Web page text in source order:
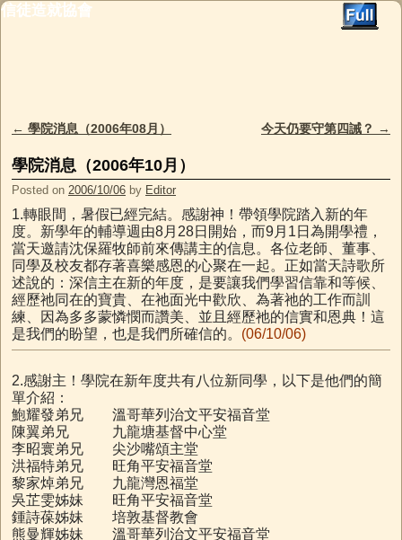
信徒造就協會
Post navigation
← 學院消息（2006年08月） 今天仍要守第四誡？ →
學院消息（2006年10月）
Posted on 2006/10/06 by Editor
1.轉眼間，暑假已經完結。感謝神！帶領學院踏入新的年
度。新學年的輔導週由8月28日開始，而9月1日為開學禮，
當天邀請沈保羅牧師前來傳講主的信息。各位老師、董事、
同學及校友都存著喜樂感恩的心聚在一起。正如當天詩歌所
述說的：深信主在新的年度，是要讓我們學習信靠和等候、
經歷祂同在的寶貴、在祂面光中歡欣、為著祂的工作而訓
練、因為多多蒙憐憫而讚美、並且經歷祂的信實和恩典！這
是我們的盼望，也是我們所確信的。 (06/10/06)
2.感謝主！學院在新年度共有八位新同學，以下是他們的簡
單介紹：
鮑耀發弟兄 溫哥華列治文平安福音堂
陳翼弟兄 九龍塘基督中心堂
李昭寰弟兄 尖沙嘴頌主堂
洪福特弟兄 旺角平安福音堂
黎家焯弟兄 九龍灣恩福堂
吳芷雯姊妹 旺角平安福音堂
鍾詩葆姊妹 培敦基督教會
熊曼輝姊妹 溫哥華列治文平安福音堂